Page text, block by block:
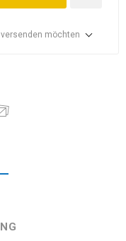
möchten